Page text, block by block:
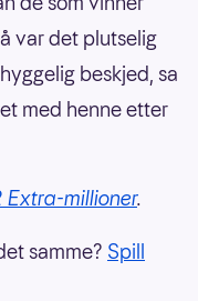
var det plutselig
beskjed, sa
med henne etter
Extra-millioner.
samme? Spill